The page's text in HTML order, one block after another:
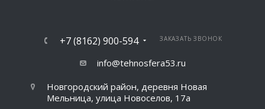
+7 (8162) 900-594 ЗАКАЗАТЬ ЗВОНОК
info@tehnosfera53.ru
Новгородский район, деревня Новая
Мельница, улица Новоселов, 17а